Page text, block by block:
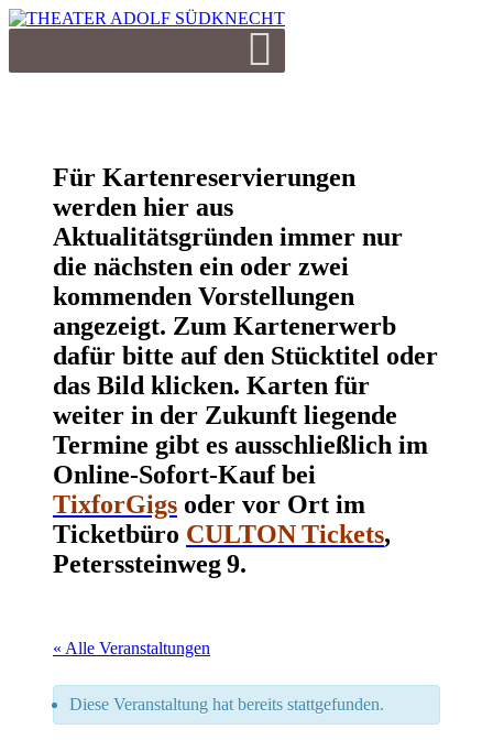
Für Kartenreservierungen
werden hier aus
Aktualitätsgründen immer nur
die nächsten ein oder zwei
kommenden Vorstellungen
angezeigt. Zum Kartenerwerb
dafür bitte auf den Stücktitel oder
das Bild klicken. Karten für
weiter in der Zukunft liegende
Termine gibt es ausschließlich im
Online-Sofort-Kauf bei
TixforGigs oder vor Ort im
Ticketbüro CULTON Tickets,
Peterssteinweg 9.
« Alle Veranstaltungen
Diese Veranstaltung hat bereits stattgefunden.